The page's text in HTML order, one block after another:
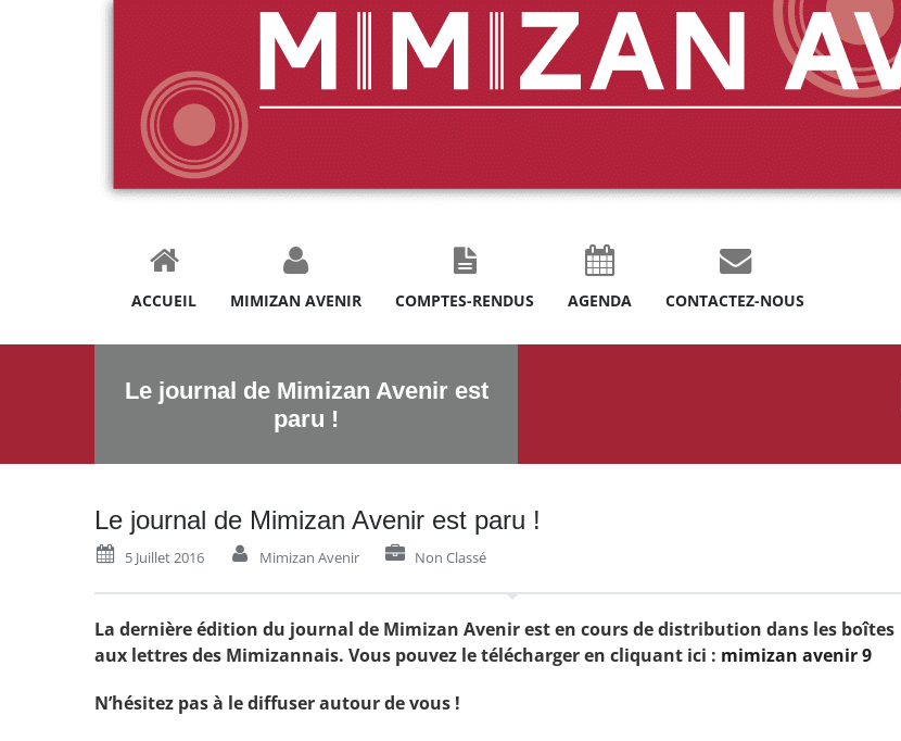
ACCUEIL MIMIZAN AVENIR COMPTES-RENDUS AGENDA CONTACTEZ-NOUS
Le journal de Mimizan Avenir est
paru !
Le journal de Mimizan Avenir est paru !
5 Juillet 2016 Mimizan Avenir Non Classé
La dernière édition du journal de Mimizan Avenir est en cours de distribution dans les boîtes
aux lettres des Mimizannais. Vous pouvez le télécharger en cliquant ici : mimizan avenir 9
N’hésitez pas à le diffuser autour de vous !